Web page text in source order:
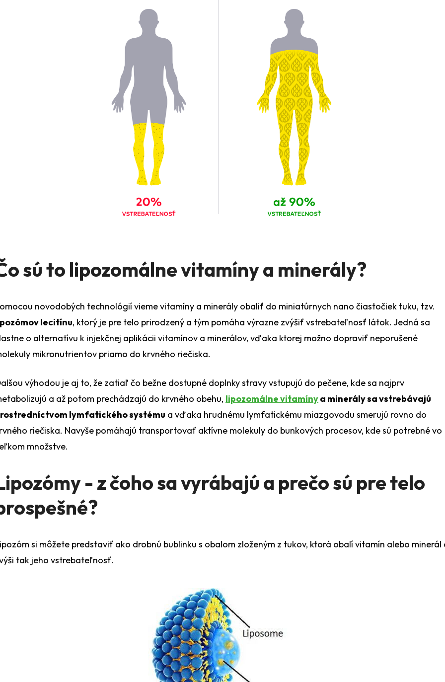
sú to lipozomálne vitamíny a minerály?
novodobých technológií vieme vitamíny a minerály obaliť do miniatúrnych nano čiastočiek tuku, tzv.
lecitínu, ktorý je pre telo prirodzený a tým pomáha výrazne zvýšiť vstrebateľnosť látok. Jedná sa
o alternatívu k injekčnej aplikácii vitamínov a minerálov, vďaka ktorej možno dopraviť neporušené
mikronutrientov priamo do krvného riečiska.
výhodou je aj to, že zatiaľ čo bežne dostupné doplnky stravy vstupujú do pečene, kde sa najprv
a až potom prechádzajú do krvného obehu, lipozomálne vitamínya minerály sa vstrebávajú
lymfatického systému a vďaka hrudnému lymfatickému miazgovodu smerujú rovno do
riečiska. Navyše pomáhajú transportovať aktívne molekuly do bunkových procesov, kde sú potrebné vo
množstve.
- z čoho sa vyrábajú a prečo sú pre telo
si môžete predstaviť ako drobnú bublinku s obalom zloženým z tukov, ktorá obalí vitamín alebo minerál
tak jeho vstrebateľnosť.